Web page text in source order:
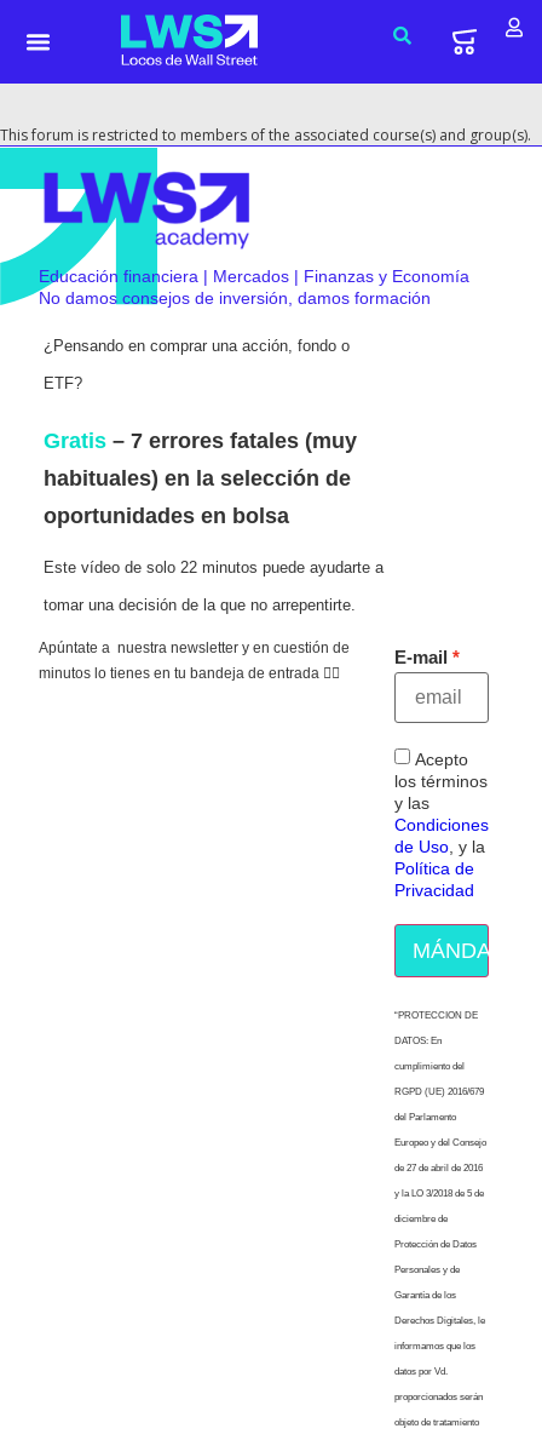
This forum is restricted to members of the associated course(s) and group(s).
Educación financiera | Mercados | Finanzas y Economía
No damos consejos de inversión, damos formación
¿Pensando en comprar una acción, fondo o
ETF?
Gratis – 7 errores fatales (muy
habituales) en la selección de
oportunidades en bolsa
Este vídeo de solo 22 minutos puede ayudarte a
tomar una decisión de la que no arrepentirte.
Apúntate a nuestra newsletter y en cuestión de
minutos lo tienes en tu bandeja de entrada 👇🏻
E-mail
Acepto
los términos
y las
Condiciones
de Uso, y la
Política de
Privacidad
MÁNDAME
“PROTECCION DE
DATOS: En
cumplimiento del
RGPD (UE) 2016/679
del Parlamento
Europeo y del Consejo
de 27 de abril de 2016
y la LO 3/2018 de 5 de
diciembre de
Protección de Datos
Personales y de
Garantía de los
Derechos Digitales, le
informamos que los
datos por Vd.
proporcionados serán
objeto de tratamiento